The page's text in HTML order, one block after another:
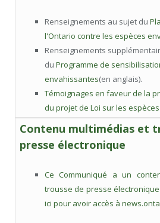
Renseignements au sujet du
l'Ontario contre les espèces
Renseignements
du Programme de
envahissantes(en anglais).
Témoignages en faveur de la
du projet de Loi sur les
Contenu multimédias et
presse électronique
Ce Communiqué a un
trousse de presse
ici pour avoir accès à